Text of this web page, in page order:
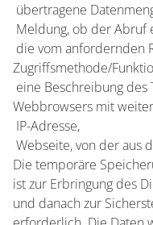
 übertragene
 Meldung, ob der
 die vom
Zugriffsmethode/
 eine Beschreibung
Webbrowsers mit
 IP-Adresse,
 Webseite, von der
Die temporäre
ist zur Erbringung des
und danach zur